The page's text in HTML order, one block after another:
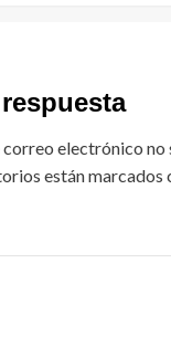
electrónico no
están marcados